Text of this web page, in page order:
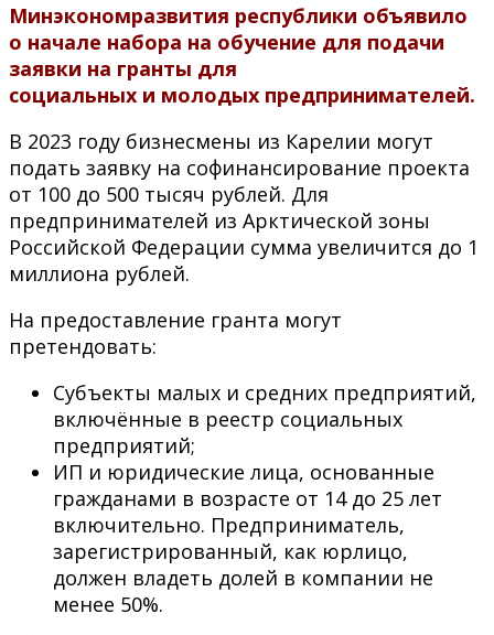
Минэкономразвития республики объявило
о начале набора на обучение для подачи
заявки на гранты для
социальных и молодых предпринимателей.
В 2023 году бизнесмены из Карелии могут
подать заявку на софинансирование проекта
от 100 до 500 тысяч рублей. Для
предпринимателей из Арктической зоны
Российской Федерации сумма увеличится до 1
миллиона рублей.
На предоставление гранта могут
претендовать:
Субъекты малых и средних предприятий,
включённые в реестр социальных
предприятий;
ИП и юридические лица, основанные
гражданами в возрасте от 14 до 25 лет
включительно. Предприниматель,
зарегистрированный, как юрлицо,
должен владеть долей в компании не
менее 50%.